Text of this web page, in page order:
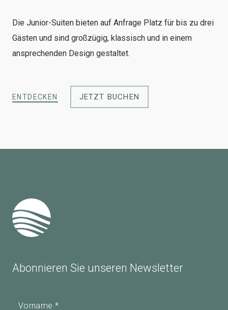
Die Junior-Suiten bieten auf Anfrage Platz für bis zu drei
Gästen und sind großzügig, klassisch und in einem
ansprechenden Design gestaltet.
ENTDECKEN JETZT BUCHEN
Abonnieren Sie unseren Newsletter
Vorname